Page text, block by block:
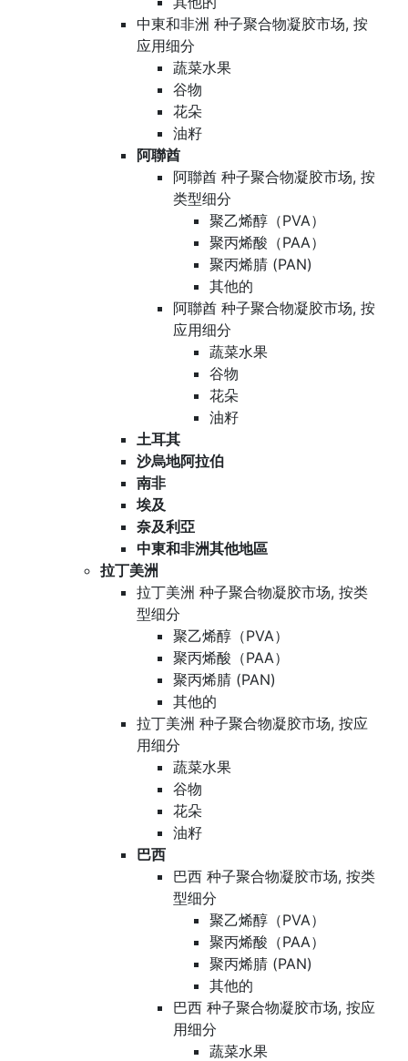
中東和非洲 种子聚合物凝胶市场, 按
应用细分
蔬菜水果
谷物
花朵
油籽
阿聯酋
阿聯酋 种子聚合物凝胶市场, 按
类型细分
聚乙烯醇（PVA）
聚丙烯酸（PAA）
聚丙烯腈 (PAN)
其他的
阿聯酋 种子聚合物凝胶市场, 按
应用细分
蔬菜水果
谷物
花朵
油籽
土耳其
沙烏地阿拉伯
南非
埃及
奈及利亞
中東和非洲其他地區
拉丁美洲
拉丁美洲 种子聚合物凝胶市场, 按类
型细分
聚乙烯醇（PVA）
聚丙烯酸（PAA）
聚丙烯腈 (PAN)
其他的
拉丁美洲 种子聚合物凝胶市场, 按应
用细分
蔬菜水果
谷物
花朵
油籽
巴西
巴西 种子聚合物凝胶市场, 按类
型细分
聚乙烯醇（PVA）
聚丙烯酸（PAA）
聚丙烯腈 (PAN)
其他的
巴西 种子聚合物凝胶市场, 按应
用细分
蔬菜水果